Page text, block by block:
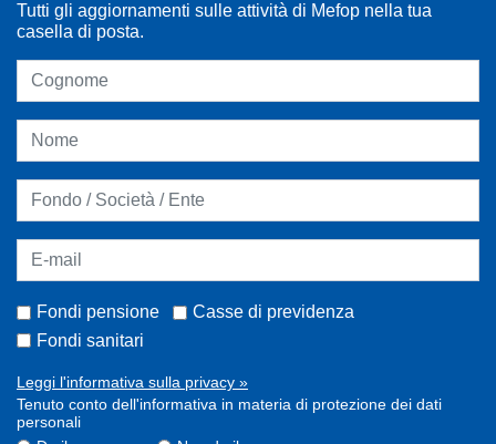
Tutti gli aggiornamenti sulle attività di Mefop nella tua
casella di posta.
Fondi pensione
Casse di previdenza
Fondi sanitari
Leggi l'informativa sulla privacy »
Tenuto conto dell'informativa in materia di protezione dei dati
personali